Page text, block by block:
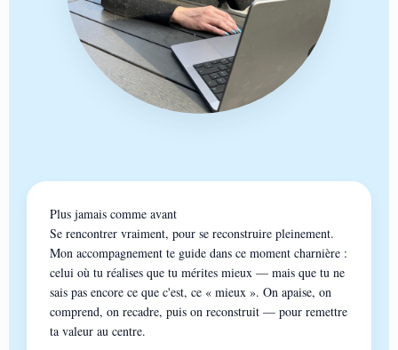
Plus jamais comme avant
Se rencontrer vraiment, pour se reconstruire pleinement.
Mon accompagnement te guide dans ce moment charnière :
celui où tu réalises que tu mérites mieux — mais que tu ne
sais pas encore ce que c'est, ce « mieux ». On apaise, on
comprend, on recadre, puis on reconstruit — pour remettre
ta valeur au centre.